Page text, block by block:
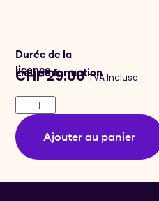
Durée de la
licence
Lieu de formation
CHF29.00 TVA Incluse
Ajouter au panier